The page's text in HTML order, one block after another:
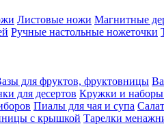
Листовые ножи Магнитные
Ручные настольные ножеточки
для фруктов, фруктовницы
для десертов Кружки и
Пиалы для чая и супа
с крышкой Тарелки